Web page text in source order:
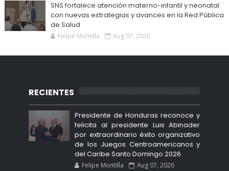
SNS fortalece atención materno-infantil y neonatal
con nuevas estrategias y avances en la Red Pública
de Salud
Felipe Montilla Aug 07, 2026
RECIENTES
Presidente de Honduras reconoce y
felicita al presidente Luis Abinader
por extraordinario éxito organizativo
de los Juegos Centroamericanos y
del Caribe Santo Domingo 2026
Felipe Montilla Aug 07, 2026